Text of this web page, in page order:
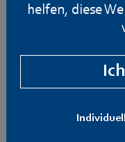
helfen, diese